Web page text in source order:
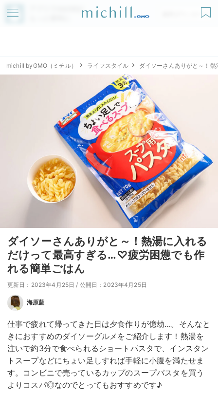
アプリでmichillが
無料ダウンロード
michill byGMO（ミチル） ライフスタイル ダイソーさんありがと～！
ダイソーさんありがと～！熱湯に入れる
だけって最高すぎる…♡疲労困憊でも作
れる簡単ごはん
更新日：2023年4月25日 / 公開日：2023年4月25日
海原藍
仕事で疲れて帰ってきた日は夕食作りが億劫…。そんなと
きにおすすめのダイソーグルメをご紹介します！熱湯を
注いで約3分で食べられるショートパスタで、インスタン
トスープなどにちょい足しすれば手軽に小腹を満たせま
す。コンビニで売っているカップのスープパスタを買う
よりコスパ◎なのでとってもおすすめです♪